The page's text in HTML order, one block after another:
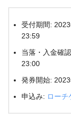
受付期間:
23:59
当落・入金確
23:00
発券開始:
申込み: ローチ